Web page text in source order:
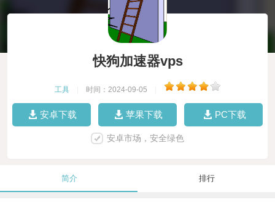
快狗加速器vps
工具 时间：2024-09-05
安卓下载 苹果下载 PC下载
安卓市场，安全绿色
简介 排行